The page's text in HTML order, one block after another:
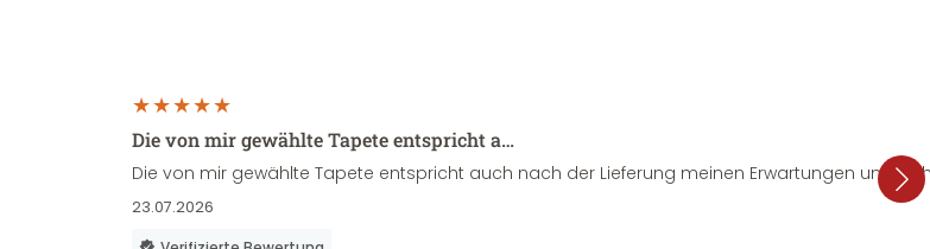
Die von mir gewählte Tapete entspricht a…
Die von mir gewählte Tapete entspricht auch nach der Lieferung meinen Erwartungen und
23.07.2026